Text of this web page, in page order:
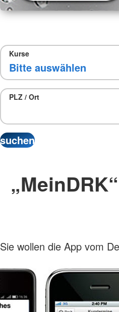
Kurse
PLZ / Ort
Sie wollen die App vom